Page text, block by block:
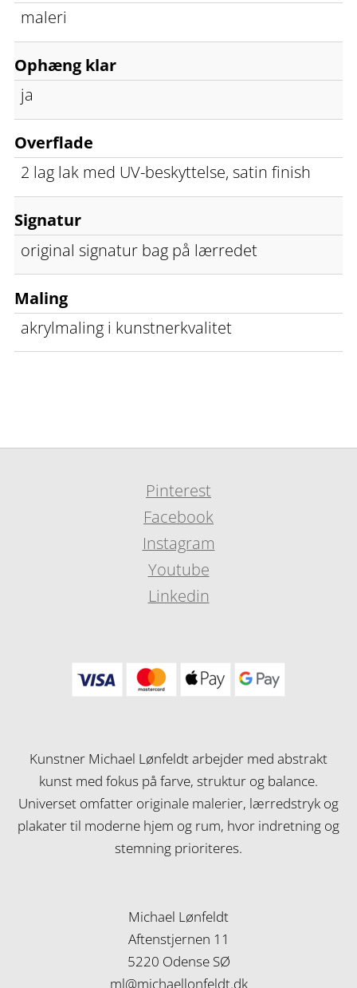
maleri
Ophæng klar
ja
Overflade
2 lag lak med UV-beskyttelse, satin finish
Signatur
original signatur bag på lærredet
Maling
akrylmaling i kunstnerkvalitet
Pinterest
Facebook
Instagram
Youtube
Linkedin
Kunstner Michael Lønfeldt arbejder med abstrakt
kunst med fokus på farve, struktur og balance.
Universet omfatter originale malerier, lærredstryk og
plakater til moderne hjem og rum, hvor indretning og
stemning prioriteres.
Michael Lønfeldt
Aftenstjernen 11
5220 Odense SØ
ml@michaellonfeldt.dk